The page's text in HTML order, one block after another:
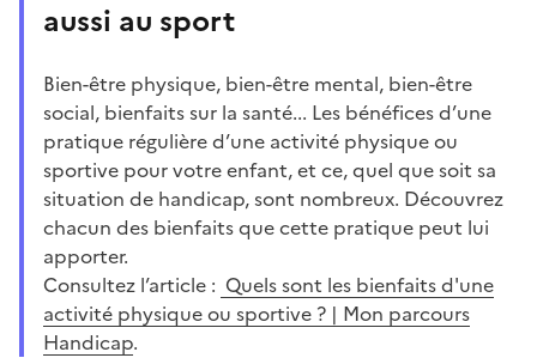
aussi au sport
Bien-être physique, bien-être mental, bien-être
social, bienfaits sur la santé... Les bénéfices d’une
pratique régulière d’une activité physique ou
sportive pour votre enfant, et ce, quel que soit sa
situation de handicap, sont nombreux. Découvrez
chacun des bienfaits que cette pratique peut lui
apporter.
Consultez l’article : Quels sont les bienfaits d'une
activité physique ou sportive ? | Mon parcours
Handicap.